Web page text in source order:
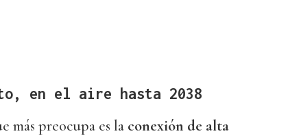
en el aire hasta 2038
más preocupa es la conexión de alta